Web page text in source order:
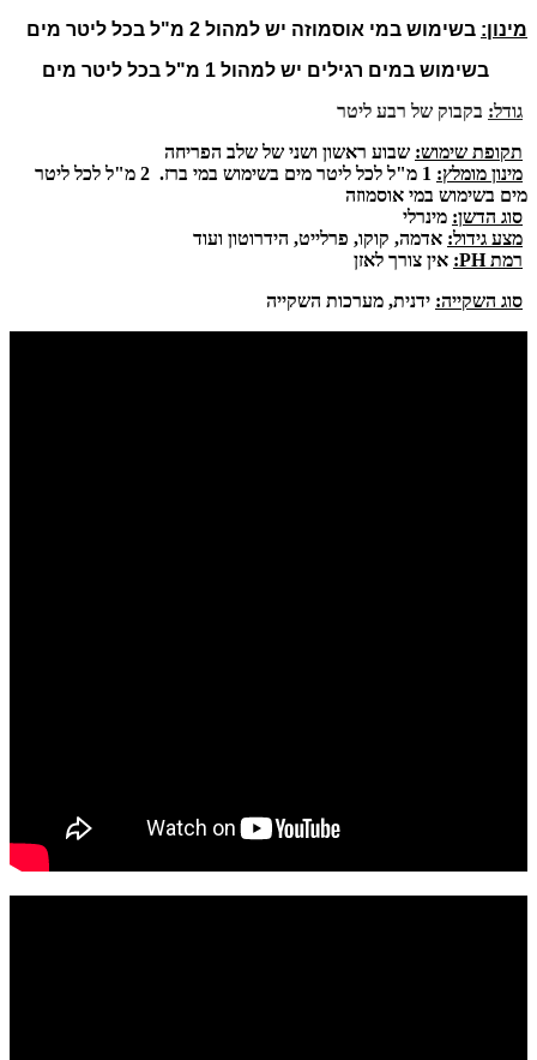
מינון: בשימוש במי אוסמוזה יש למהול 2 מ"ל בכל ליטר מים
בשימוש במים רגילים יש למהול 1 מ"ל בכל ליטר מים
גודל: בקבוק של רבע ליטר
תקופת שימוש: שבוע ראשון ושני של שלב הפריחה
מינון מומלץ:
1 מ"ל לכל ליטר מים בשימוש במי ברז. 2 מ"ל לכל ליטר
מים בשימוש במי אוסמוזה
סוג הדשן: מינרלי
מצע גידול: אדמה, קוקו, פרלייט, הידרוטון ועוד
רמת PH:
אין צורך לאזן
סוג השקייה: ידנית, מערכות השקייה